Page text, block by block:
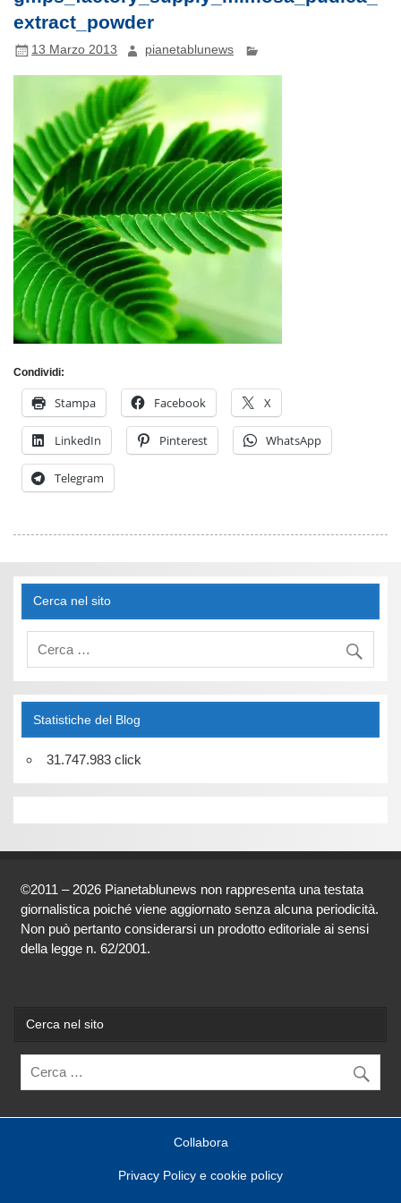
extract_powder
13 Marzo 2013 pianetablunews
Condividi:
Stampa Facebook X
LinkedIn Pinterest WhatsApp
Telegram
Cerca nel sito
Statistiche del Blog
31.747.983 click
©2011 – 2026 Pianetablunews non rappresenta una testata
giornalistica poiché viene aggiornato senza alcuna periodicità.
Non può pertanto considerarsi un prodotto editoriale ai sensi
della legge n. 62/2001.
Cerca nel sito
Collabora
Privacy Policy e cookie policy